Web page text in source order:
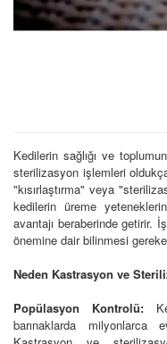
Kedilerin sağlığı ve
sterilizasyon işlemleri
"kısırlaştırma" veya
kedilerin üreme
avantajı beraberinde getirir.
önemine dair bilinmesi
Neden Kastrasyon ve
Popülasyon Kontrolü:
barınaklarda milyonlarca